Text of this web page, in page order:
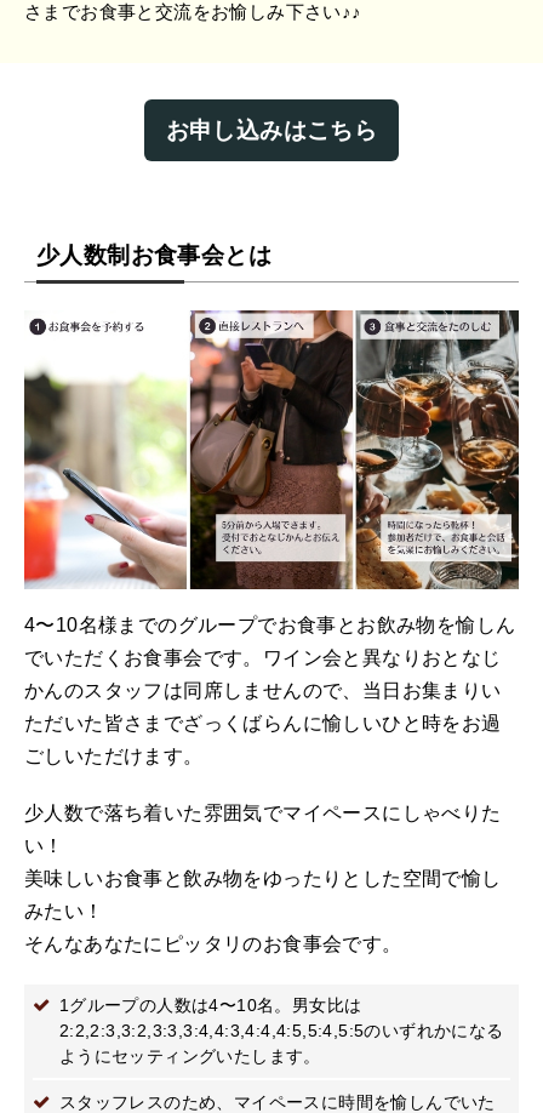
さまでお食事と交流をお愉しみ下さい♪♪
お申し込みはこちら
少人数制お食事会とは
4〜10名様までのグループでお食事とお飲み物を愉しん
でいただくお食事会です。ワイン会と異なりおとなじ
かんのスタッフは同席しませんので、当日お集まりい
ただいた皆さまでざっくばらんに愉しいひと時をお過
ごしいただけます。
少人数で落ち着いた雰囲気でマイペースにしゃべりた
い！
美味しいお食事と飲み物をゆったりとした空間で愉し
みたい！
そんなあなたにピッタリのお食事会です。
1グループの人数は4〜10名。男女比は
2:2,2:3,3:2,3:3,3:4,4:3,4:4,4:5,5:4,5:5のいずれかになる
ようにセッティングいたします。
スタッフレスのため、マイペースに時間を愉しんでいた